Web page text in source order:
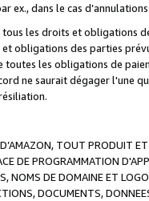
ex., dans le cas
les droits et obligations
obligations des parties
les obligations de
ne saurait dégager l'une
TOUT PRODUIT
DE PROGRAMMATION
NOMS DE DOMAINE ET
DOCUMENTS,